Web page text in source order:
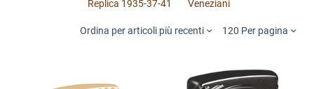
Replica 1935-37-41
Veneziani
Ordina per articoli più recenti 120 Per pagina